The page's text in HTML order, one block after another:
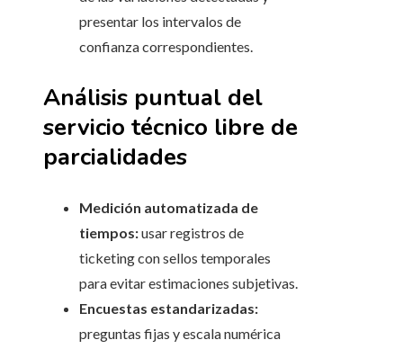
presentar los intervalos de
confianza correspondientes.
Análisis puntual del
servicio técnico libre de
parcialidades
Medición automatizada de
tiempos:usar registros de
ticketing con sellos temporales
para evitar estimaciones subjetivas.
Encuestas estandarizadas:
preguntas fijas y escala numérica